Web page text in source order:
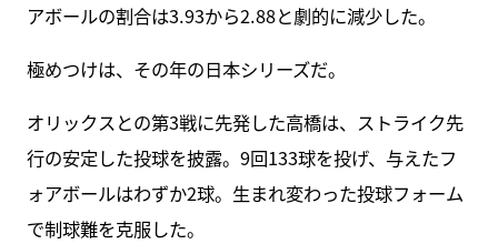
アボールの割合は3.93から2.88と劇的に減少した。
極めつけは、その年の日本シリーズだ。
オリックスとの第3戦に先発した高橋は、ストライク先
行の安定した投球を披露。9回133球を投げ、与えたフ
ォアボールはわずか2球。生まれ変わった投球フォーム
で制球難を克服した。